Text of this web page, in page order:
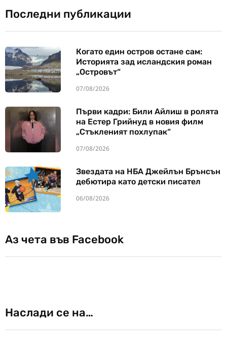
Последни публикации
Когато един остров остане сам:
Историята зад исландския роман
„Островът“
07/08/2026
Първи кадри: Били Айлиш в ролята
на Естер Грийнуд в новия филм
„Стъкленият похлупак“
07/08/2026
Звездата на НБА Джейлън Брънсън
дебютира като детски писател
06/08/2026
Аз чета във Facebook
Наслади се на…